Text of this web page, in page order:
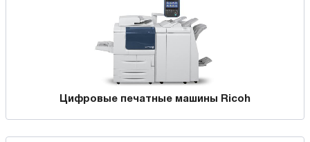
Цифровые печатные машины Ricoh